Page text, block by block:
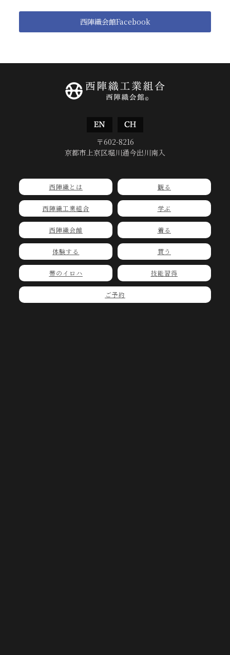
西陣織会館Facebook
〒602-8216
京都市上京区堀川通今出川南入
西陣織とは 観る
西陣織工業組合 学ぶ
西陣織会館 着る
体験する 買う
帯のイロハ 技能習得
ご予約